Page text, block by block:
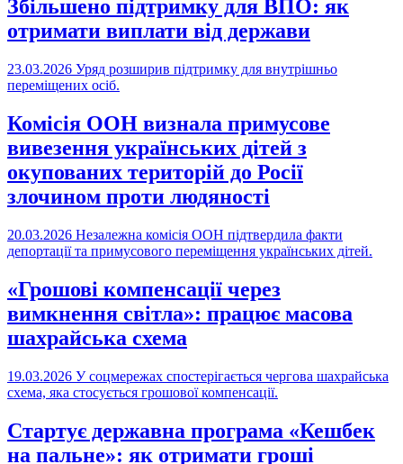
Збільшено підтримку для ВПО: як
отримати виплати від держави
23.03.2026 Уряд розширив підтримку для внутрішньо
переміщених осіб.
Комісія ООН визнала примусове
вивезення українських дітей з
окупованих територій до Росії
злочином проти людяності
20.03.2026 Незалежна комісія ООН підтвердила факти
депортації та примусового переміщення українських дітей.
«Грошові компенсації через
вимкнення світла»: працює масова
шахрайська схема
19.03.2026 У соцмережах спостерігається чергова шахрайська
схема, яка стосується грошової компенсації.
Стартує державна програма «Кешбек
на пальне»: як отримати гроші